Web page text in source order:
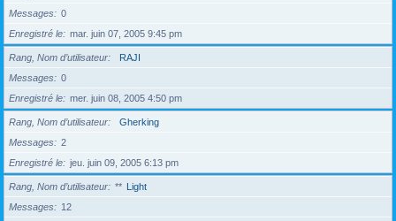
Messages
0
Enregistré le
mar. juin 07, 2005 9:45 pm
Rang, Nom d’utilisateur
RAJI
Messages
0
Enregistré le
mer. juin 08, 2005 4:50 pm
Rang, Nom d’utilisateur
Gherking
Messages
2
Enregistré le
jeu. juin 09, 2005 6:13 pm
Rang, Nom d’utilisateur ** Light
Messages
12